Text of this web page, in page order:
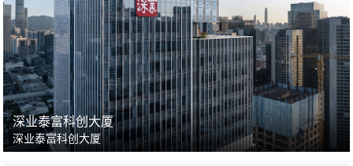
深业泰富科创大厦
深业泰富科创大厦